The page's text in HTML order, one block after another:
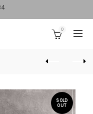
0
SOLD
OUT